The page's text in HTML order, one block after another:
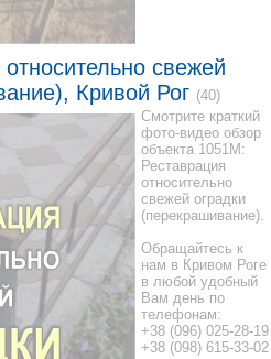
свежей
Кривой Рог (40)
Смотрите краткий
фото-видео обзор
объекта 1051M:
Реставрация
относительно
свежей оградки
(перекрашивание).
Обращайтесь к
нам в Кривом Роге
в любой удобный
Вам день по
телефонам:
+38 (096) 025-28-19
+38 (098) 615-33-02